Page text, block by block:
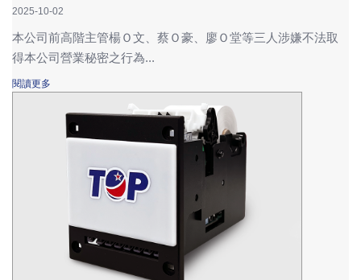
2025-10-02
本公司前高階主管楊Ｏ文、蔡Ｏ豪、廖Ｏ堂等三人涉嫌不法取
得本公司營業秘密之行為...
閱讀更多